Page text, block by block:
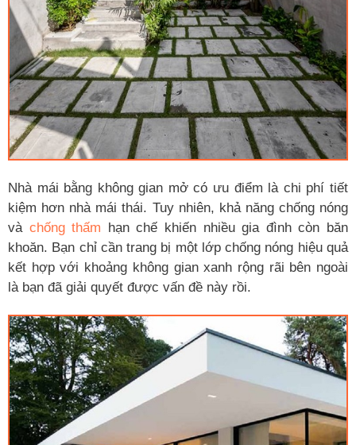
Nhà mái bằng không gian mở có ưu điểm là chi phí tiết
kiệm hơn nhà mái thái. Tuy nhiên, khả năng chống nóng
và chống thấm hạn chế khiến nhiều gia đình còn băn
khoăn. Bạn chỉ cần trang bị một lớp chống nóng hiệu quả
kết hợp với khoảng không gian xanh rộng rãi bên ngoài
là bạn đã giải quyết được vấn đề này rồi.